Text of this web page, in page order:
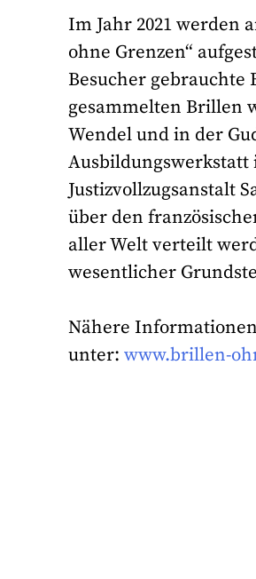
Im Jahr 2021 werden
ohne Grenzen“
Besucher gebrauchte
gesammelten Brillen
Wendel und in der
Ausbildungswerkstatt
Justizvollzugsanstalt
über den
aller Welt verteilt
wesentlicher
Nähere
unter:www.brillen-